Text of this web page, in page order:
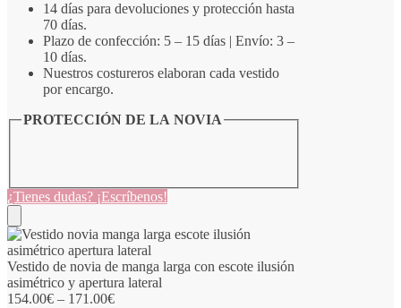
ilusión
asimétrico
apertura
cantidad
14 días para devoluciones y protección hasta
70 días.
Plazo de confección: 5 – 15 días | Envío: 3 –
10 días.
Nuestros costureros elaboran cada vestido
por encargo.
PROTECCIÓN DE LA NOVIA
¿Tienes dudas? ¡Escríbenos!
Vestido de novia de manga larga con escote ilusión
asimétrico y apertura lateral
154.00€ – 171.00€